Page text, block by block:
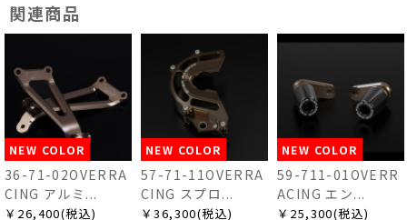
関連商品
NEW COLOR
36-71-02OVERRA
CING アルミ...
￥26,400(税込)
NEW COLOR
57-71-11OVERRA
CING スプロ...
￥36,300(税込)
NEW COLOR
59-711-01OVERR
ACING エン...
￥25,300(税込)